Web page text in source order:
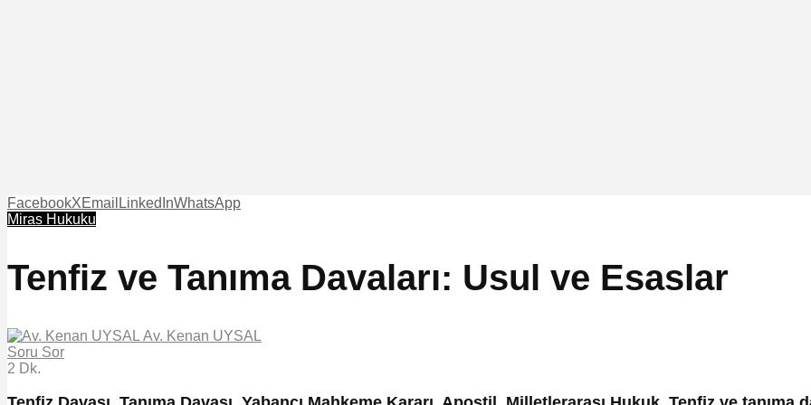
FacebookXEmail LinkedInWhatsApp
Miras Hukuku
Tenfiz ve Tanıma Davaları: Usul ve Esaslar
Av. Kenan UYSAL
Soru Sor
2 Dk.